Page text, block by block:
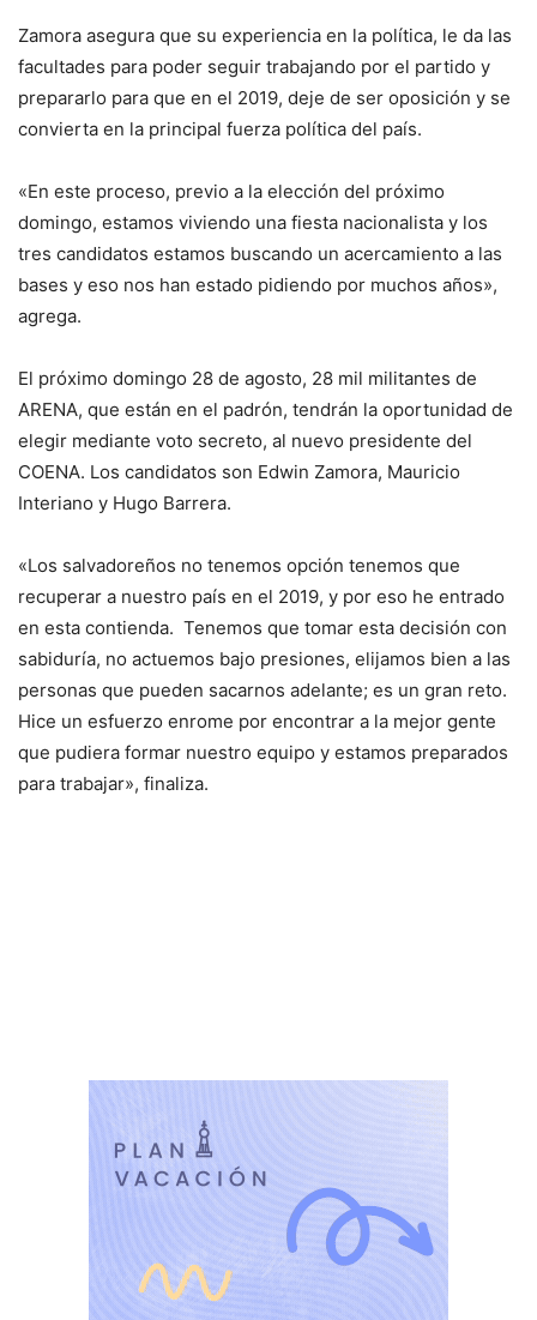
Zamora asegura que su experiencia en la política, le da las
facultades para poder seguir trabajando por el partido y
prepararlo para que en el 2019, deje de ser oposición y se
convierta en la principal fuerza política del país.
«En este proceso, previo a la elección del próximo
domingo, estamos viviendo una fiesta nacionalista y los
tres candidatos estamos buscando un acercamiento a las
bases y eso nos han estado pidiendo por muchos años»,
agrega.
El próximo domingo 28 de agosto, 28 mil militantes de
ARENA, que están en el padrón, tendrán la oportunidad de
elegir mediante voto secreto, al nuevo presidente del
COENA. Los candidatos son Edwin Zamora, Mauricio
Interiano y Hugo Barrera.
«Los salvadoreños no tenemos opción tenemos que
recuperar a nuestro país en el 2019, y por eso he entrado
en esta contienda. Tenemos que tomar esta decisión con
sabiduría, no actuemos bajo presiones, elijamos bien a las
personas que pueden sacarnos adelante; es un gran reto.
Hice un esfuerzo enrome por encontrar a la mejor gente
que pudiera formar nuestro equipo y estamos preparados
para trabajar», finaliza.